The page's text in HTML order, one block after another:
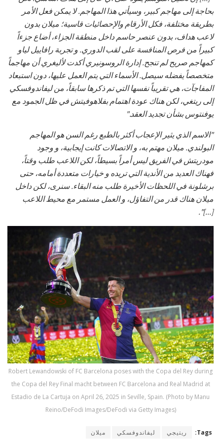
بحاجة إلى مهاجم كبير، وسيأتي هذا المهاجم. لا يمكن فعل الأمر
بطريقة مختلفة، فكل الأرقام والإحصائيات قاسية؛ ميلان بدون
لاعب هداف، بدون عنصر حاسم داخل منطقة الجزاء، أضاع جزءاً
كبيراً من فرص المنافسة على لقب الدوري. و تجربة رافاييل لياو
كمهاجم صريح لم تنجح. إدارة الروسونيري أكدت لأليغري أن مهاجماً
متخصصاً يفضله سيصل. الأسماء التي يتم العمل عليها، دون استبعاد
المفاجآت، هي تقريباً نفسها التي تم ذكرها سابقاً، من ليفاندوفسكي
إلى ريتغي، لكن هناك عودة اهتمام بفلاهوفيتش في ظل الجمود مع
يوفنتوس بشأن تجديد العقد."
"الاسم الذي يثير الإعجاب أكثر بالطبع رغم السن هو المهاجم
البولندي. ميلان مهتم به، و الاتصالات كانت إيجابية، و وجود
مودريتش في الفريق ليس أمراً بسيطاً، لكن اللاعب طلب وقتاً،
فهناك العديد من الأندية التي تريده و خيارات متعددة أمامه، حتى
برشلونة في اللحظات الأخيرة طلب منه البقاء. سنرى، لكن داخل
ميلان هناك قدر من التفاؤل، و العمل مستمر مع محيط اللاعب
[...]".
Robert Lewandowski of FC Barcelona poses with the Copa del Rey during
the Copa del Rey Final macht between FC Barcelona and Real Madrid at
Estadio de La Cartuja on April 26, 2025 in Seville, Spain. (Photo by Manu
Reino/DeFodi Images/DeFodi via Getty Images)
Tags: ريتيجي ليفاندوفسكي ميلان